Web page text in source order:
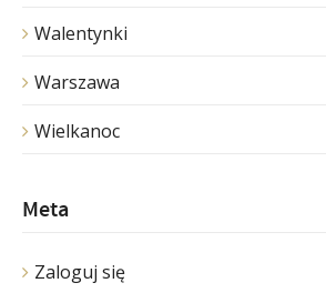
Walentynki
Warszawa
Wielkanoc
Meta
Zaloguj się